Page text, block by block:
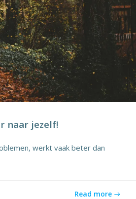
naar jezelf!
werkt vaak beter dan
Read more